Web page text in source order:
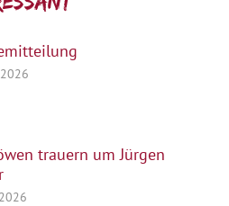
trauern um Jürgen